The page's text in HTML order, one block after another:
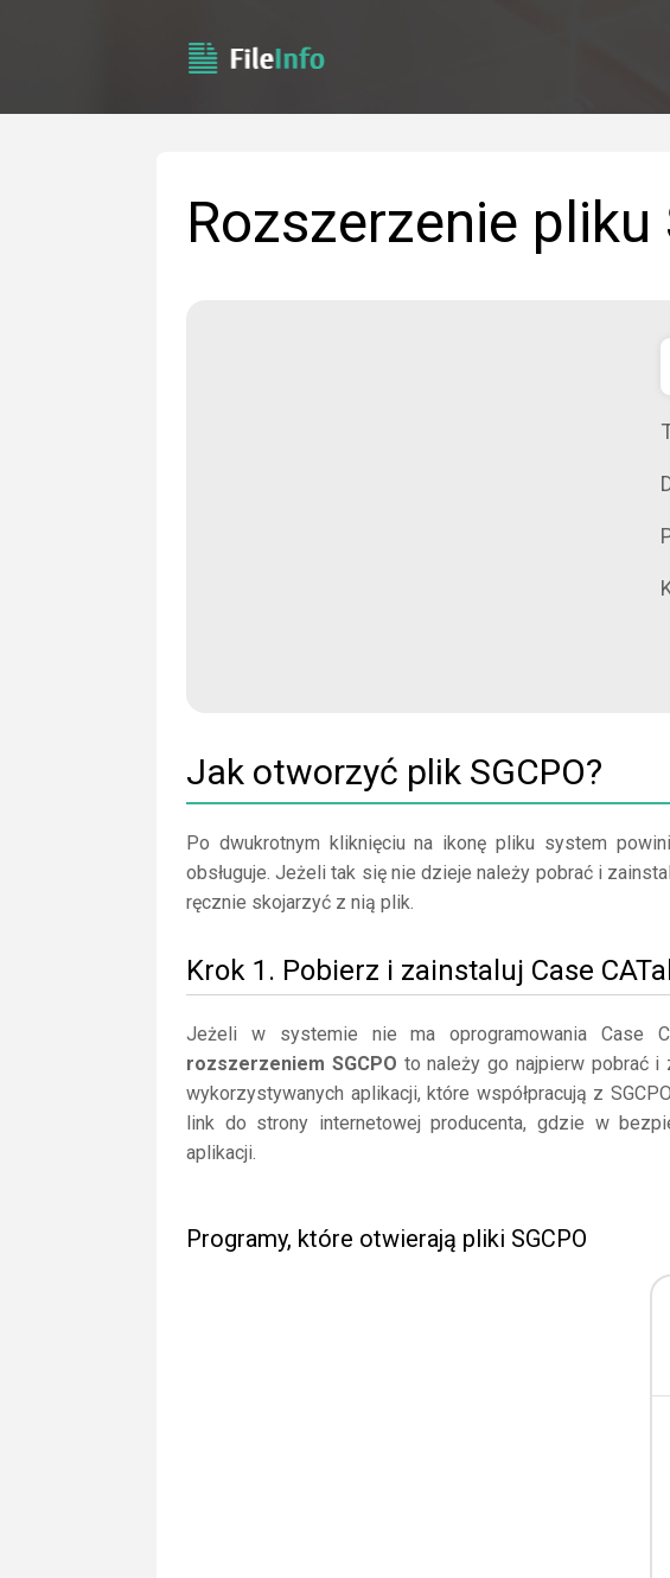
Rozszerzenie pliku
Jak otworzyć plik SGCPO?
Po dwukrotnym kliknięciu na ikonę pliku system
obsługuje. Jeżeli tak się nie dzieje należy pobrać i
ręcznie skojarzyć z nią plik.
Krok 1. Pobierz i zainstaluj Case
Jeżeli w systemie nie ma oprogramowania Case
rozszerzeniem SGCPO to należy go najpierw pobrać i
wykorzystywanych aplikacji, które współpracują z
link do strony internetowej producenta, gdzie w
aplikacji.
Programy, które otwierają pliki SGCPO